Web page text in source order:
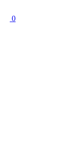
0